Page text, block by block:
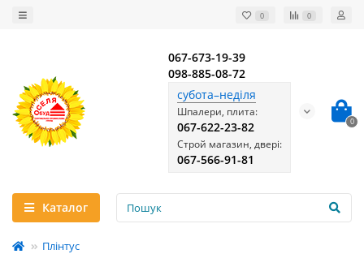
0 0
067-673-19-39
098-885-08-72
субота–неділя
Шпалери, плита:
067-622-23-82
Строй магазин, двері:
067-566-91-81
0
Каталог
Плінтус